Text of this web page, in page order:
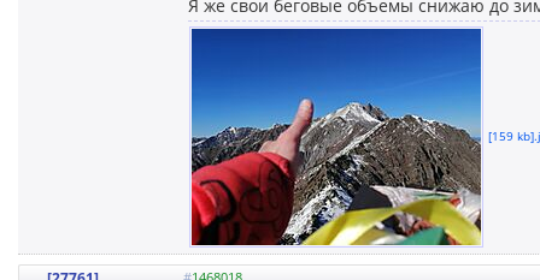
Я же свои беговые объемы снижаю до
[159